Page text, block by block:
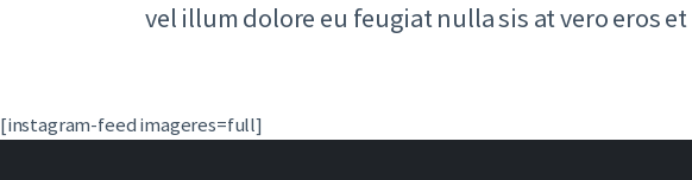
vel illum dolore eu feugiat nulla sis at vero eros
[instagram-feed imageres=full]